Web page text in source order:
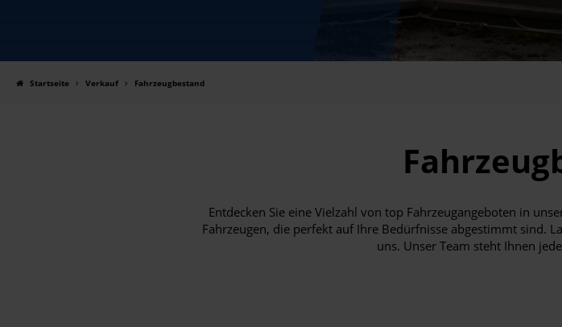
Startseite Verkauf Fahrzeugbestand
Entdecken Sie eine Vielzahl von top Fahrzeugangeboten in
Fahrzeugen, die perfekt auf Ihre Bedürfnisse abgestimmt sind.
uns. Unser Team steht Ihnen